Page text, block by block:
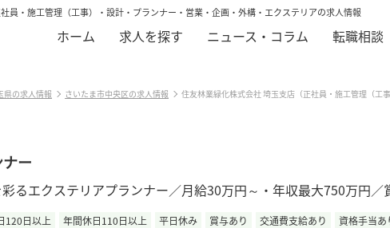
員・施工管理（工事）・設計・プランナー・営業・企画・外構・エクステリアの求人情報
ホーム 求人を探す ニュース・コラム 転職相談
県の求人情報 さいたま市中央区の求人情報 住友林業緑化株式会社 埼玉支店（正社員・施工管理（工
ー
るエクステリアプランナー／月給30万円～・年収最大750万円／
120日以上 年間休日110日以上 平日休み 賞与あり 交通費支給あり 資格手当あ